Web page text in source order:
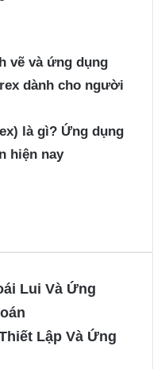
vẽ và ứng dụng
dành cho người
là gì? Ứng dụng
hiện nay
Lui Và Ứng
Lập Và Ứng